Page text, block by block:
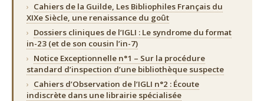
› Cahiers de la Guilde, Les Bibliophiles Français du
XIXe Siècle, une renaissance du goût
› Dossiers cliniques de l’IGLI : Le syndrome du format
in-23 (et de son cousin l’in-7)
› Notice Exceptionnelle n°1 – Sur la procédure
standard d’inspection d’une bibliothèque suspecte
› Cahiers d’Observation de l’IGLI n°2 : Écoute
indiscrète dans une librairie spécialisée